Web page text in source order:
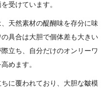
受けています。
天然素材の醍醐味を存分に味
具合は大胆で個体差も大きい
立ち、自分だけのオンリーワ
めます。
に覆われており、大胆な皺模